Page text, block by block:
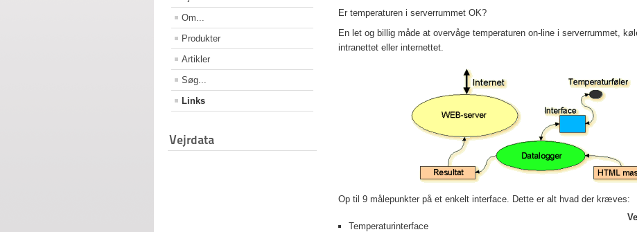
Om...
Produkter
Artikler
Søg...
Links
Vejrdata
Er temperaturen i serverrummet OK?
En let og billig måde at overvåge temperaturen on-line i serverrummet,
intranettet eller internettet.
Op til 9 målepunkter på et enkelt interface. Dette er alt hvad der kræves:
Temperaturinterface